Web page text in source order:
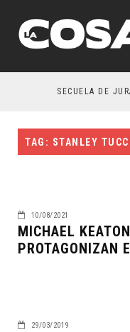
SECUELA DE
TAG: STANLEY TUCCI
10/08/2021
MICHAEL
PROTAGONIZAN
29/03/2019